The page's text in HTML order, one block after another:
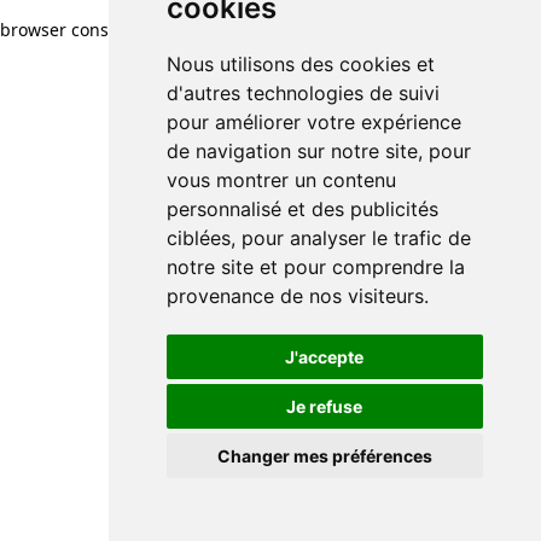
cookies
Nous utilisons des cookies et
d'autres technologies de suivi
pour améliorer votre expérience
de navigation sur notre site, pour
vous montrer un contenu
personnalisé et des publicités
ciblées, pour analyser le trafic de
notre site et pour comprendre la
provenance de nos visiteurs.
J'accepte
Je refuse
Changer mes préférences
browser console for more information)